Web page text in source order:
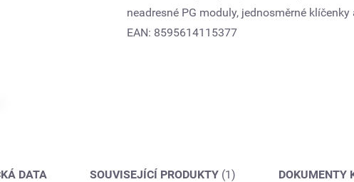
neadresné PG moduly, jednosměrné
EAN: 8595614115377
DATA SOUVISEJÍCÍ PRODUKTY (1) DOKUMENTY